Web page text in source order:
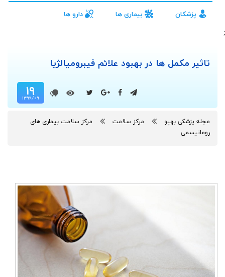
پزشکان بیماری ها دارو ها
;
تاثیر مکمل ها در بهبود علائم فیبرومیالژیا
۱۹
۱۳۹۶/۰۹
مجله پزشکی بهپو مرکز سلامت
مرکز سلامت بیماری های
روماتیسمی